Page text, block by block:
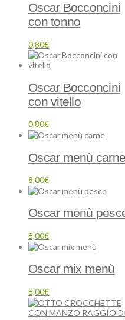
Oscar Bocconcini
con tonno
0,80€
Oscar Bocconcini
con vitello
0,80€
Oscar menù carne
8,00€
Oscar menù
8,00€
Oscar mix menù
8,00€